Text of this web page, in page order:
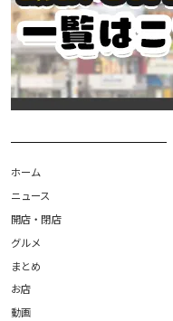
ホーム
ニュース
開店・閉店
グルメ
まとめ
お店
動画